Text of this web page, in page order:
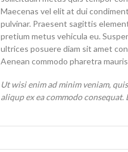
Maecenas vel elit at dui
pulvinar. Praesent sagittis
pretium metus vehicula eu.
ultrices posuere diam sit amet
Aenean commodo pharetra
Ut wisi enim ad minim veniam,
aliqup ex ea commodo